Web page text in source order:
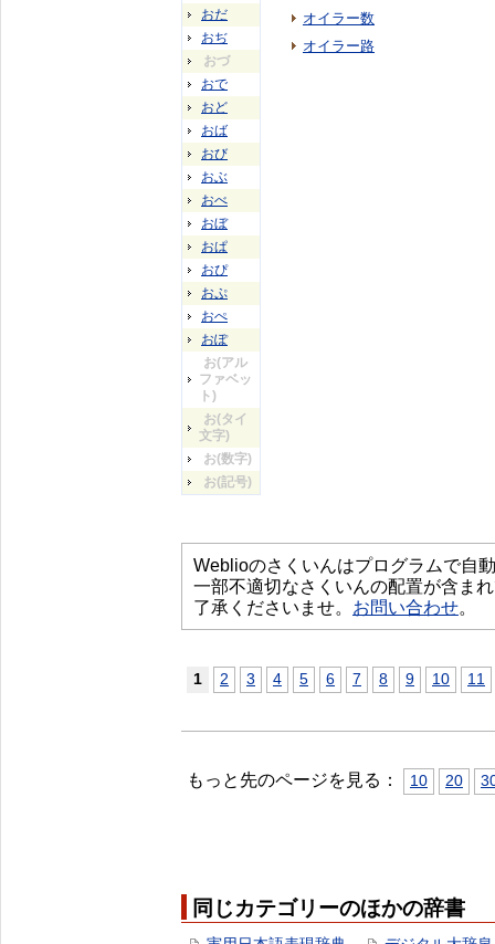
おだ
おぢ
おづ
おで
おど
おば
おび
おぶ
おべ
おぼ
おぱ
おぴ
おぷ
おぺ
おぽ
お(アル
ファベッ
ト)
お(タイ
文字)
お(数字)
お(記号)
オイラー数
オイラー路
Weblioのさくいんはプログラムで自
一部不適切なさくいんの配置が含ま
了承くださいませ。 お問い合わせ。
1 2 3 4 5 6 7 8 9 10 11
もっと先のページを見る： 10 20
同じカテゴリーのほかの辞書